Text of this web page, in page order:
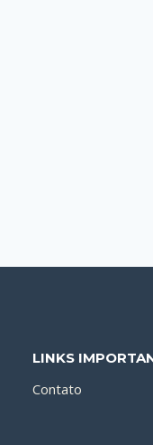
LINKS
Contato